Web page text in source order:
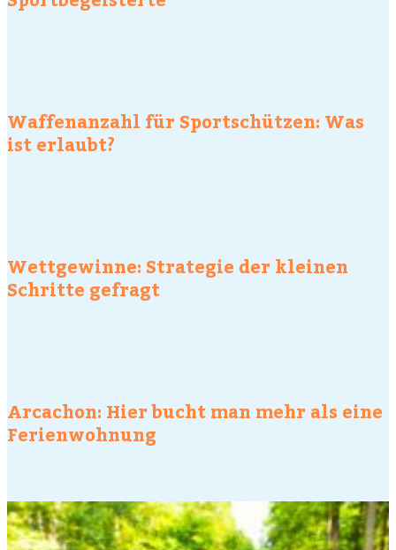
Waffenanzahl für Sportschützen: Was
ist erlaubt?
Wettgewinne: Strategie der kleinen
Schritte gefragt
Arcachon: Hier bucht man mehr als eine
Ferienwohnung